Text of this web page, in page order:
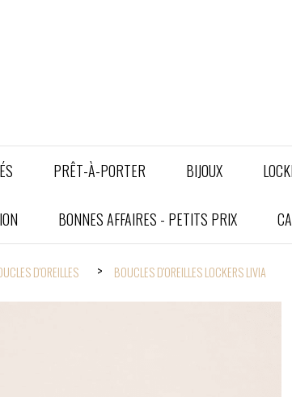
PRÊT-À-PORTER BIJOUX
BONNES AFFAIRES - PETITS PRIX
D'OREILLES BOUCLES D'OREILLES LOCKERS LIVIA